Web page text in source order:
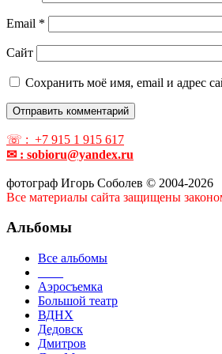
Email *
Сайт
Сохранить моё имя, email и адрес
☏ : +7 915 1 915 617
✉ : sobioru@yandex.ru
фотограф Игорь Соболев © 2004-2026
Все материалы сайта защищены
Альбомы
Все альбомы
Аэросъемка
Большой театр
ВДНХ
Дедовск
Дмитров